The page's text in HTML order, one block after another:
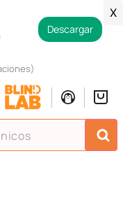
Descargar
X